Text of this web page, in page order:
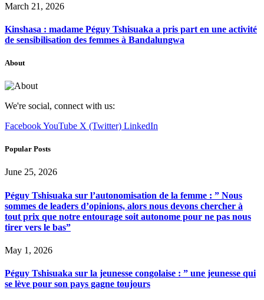
March 21, 2026
Kinshasa : madame Péguy Tshisuaka a pris part en une activité
de sensibilisation des femmes à Bandalungwa
About
We're social, connect with us:
FacebookYouTube X (Twitter) LinkedIn
Popular Posts
June 25, 2026
Péguy Tshisuaka sur l’autonomisation de la femme : ” Nous
sommes de leaders d’opinions, alors nous devons chercher à
tout prix que notre entourage soit autonome pour ne pas nous
tirer vers le bas”
May 1, 2026
Péguy Tshisuaka sur la jeunesse congolaise : ” une jeunesse qui
se lève pour son pays gagne toujours